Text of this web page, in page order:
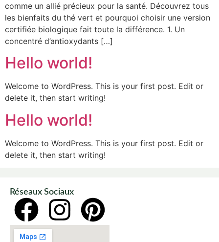
comme un allié précieux pour la santé. Découvrez tous
les bienfaits du thé vert et pourquoi choisir une version
certifiée biologique fait toute la différence. 1. Un
concentré d’antioxydants […]
Hello world!
Welcome to WordPress. This is your first post. Edit or
delete it, then start writing!
Hello world!
Welcome to WordPress. This is your first post. Edit or
delete it, then start writing!
Réseaux Sociaux